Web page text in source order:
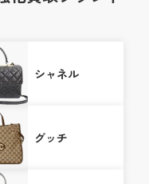
シャネル
グッチ